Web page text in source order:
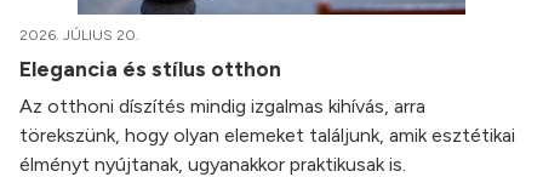
2026. JÚLIUS 20.
Elegancia és stílus otthon
Az otthoni díszítés mindig izgalmas kihívás, arra
törekszünk, hogy olyan elemeket találjunk, amik esztétikai
élményt nyújtanak, ugyanakkor praktikusak is.